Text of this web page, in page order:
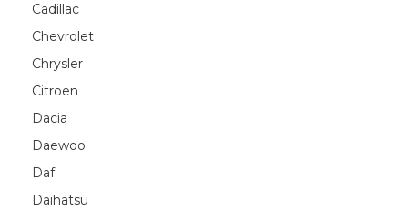
Cadillac
Chevrolet
Chrysler
Citroen
Dacia
Daewoo
Daf
Daihatsu